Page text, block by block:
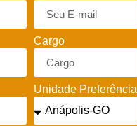
Cargo
Unidade Preferência